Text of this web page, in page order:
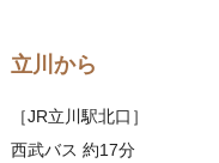
立川から
［JR立川駅北口］
西武バス 約17分